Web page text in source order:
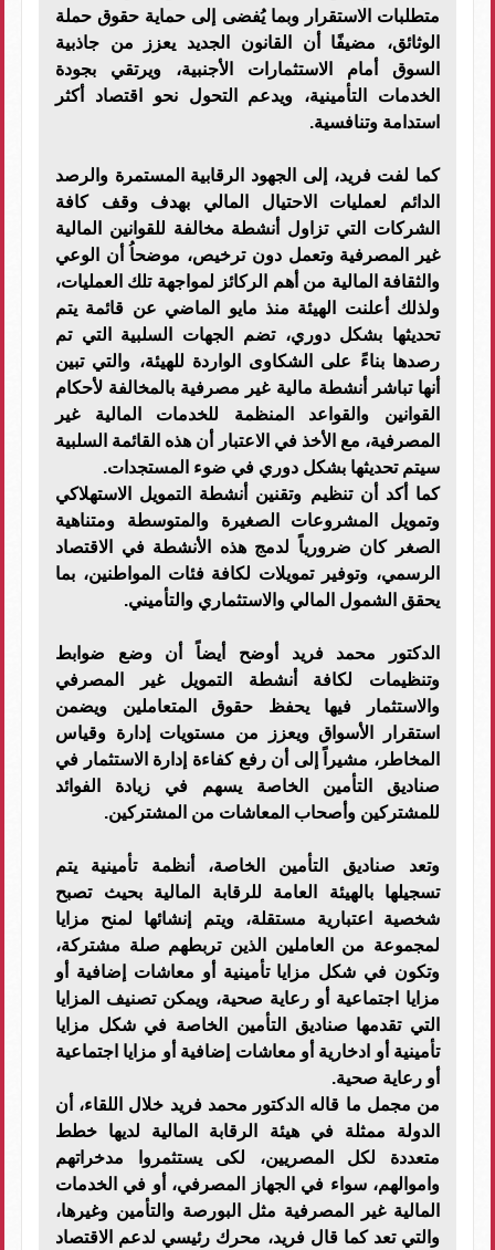
متطلبات الاستقرار وبما يُفضى إلى حماية حقوق حملة
الوثائق، مضيفًا أن القانون الجديد يعزز من جاذبية
السوق أمام الاستثمارات الأجنبية، ويرتقي بجودة
الخدمات التأمينية، ويدعم التحول نحو اقتصاد أكثر
استدامة وتنافسية.
كما لفت فريد، إلى الجهود الرقابية المستمرة والرصد
الدائم لعمليات الاحتيال المالي بهدف وقف كافة
الشركات التي تزاول أنشطة مخالفة للقوانين المالية
غير المصرفية وتعمل دون ترخيص، موضحاُ أن الوعي
والثقافة المالية من أهم الركائز لمواجهة تلك العمليات،
ولذلك أعلنت الهيئة منذ مايو الماضي عن قائمة يتم
تحديثها بشكل دوري، تضم الجهات السلبية التي تم
رصدها بناءً على الشكاوى الواردة للهيئة، والتي تبين
أنها تباشر أنشطة مالية غير مصرفية بالمخالفة لأحكام
القوانين والقواعد المنظمة للخدمات المالية غير
المصرفية، مع الأخذ في الاعتبار أن هذه القائمة السلبية
سيتم تحديثها بشكل دوري في ضوء المستجدات.
كما أكد أن تنظيم وتقنين أنشطة التمويل الاستهلاكي
وتمويل المشروعات الصغيرة والمتوسطة ومتناهية
الصغر كان ضرورياً لدمج هذه الأنشطة في الاقتصاد
الرسمي، وتوفير تمويلات لكافة فئات المواطنين، بما
يحقق الشمول المالي والاستثماري والتأميني.
الدكتور محمد فريد أوضح أيضاً أن وضع ضوابط
وتنظيمات لكافة أنشطة التمويل غير المصرفي
والاستثمار فيها يحفظ حقوق المتعاملين ويضمن
استقرار الأسواق ويعزز من مستويات إدارة وقياس
المخاطر، مشيراً إلى أن رفع كفاءة إدارة الاستثمار في
صناديق التأمين الخاصة يسهم في زيادة الفوائد
للمشتركين وأصحاب المعاشات من المشتركين.
وتعد صناديق التأمين الخاصة، أنظمة تأمينية يتم
تسجيلها بالهيئة العامة للرقابة المالية بحيث تصبح
شخصية اعتبارية مستقلة، ويتم إنشائها لمنح مزايا
لمجموعة من العاملين الذين تربطهم صلة مشتركة،
وتكون في شكل مزايا تأمينية أو معاشات إضافية أو
مزايا اجتماعية أو رعاية صحية، ويمكن تصنيف المزايا
التي تقدمها صناديق التأمين الخاصة في شكل مزايا
تأمينية أو ادخارية أو معاشات إضافية أو مزايا اجتماعية
أو رعاية صحية.
من مجمل ما قاله الدكتور محمد فريد خلال اللقاء، أن
الدولة ممثلة في هيئة الرقابة المالية لديها خطط
متعددة لكل المصريين، لكى يستثمروا مدخراتهم
واموالهم، سواء في الجهاز المصرفي، أو في الخدمات
المالية غير المصرفية مثل البورصة والتأمين وغيرها،
والتي تعد كما قال فريد، محرك رئيسي لدعم الاقتصاد